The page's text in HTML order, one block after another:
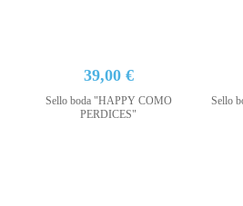
39,00 €
Sello boda "HAPPY COMO
PERDICES"
Sello